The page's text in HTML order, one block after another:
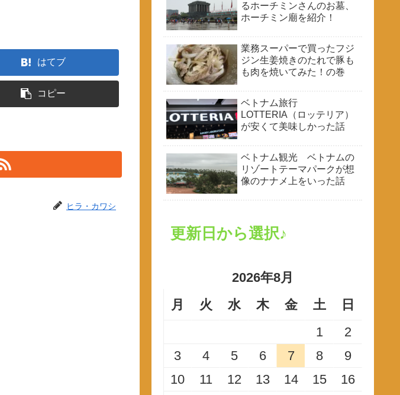
はてブ
コピー
ヒラ・カワシ
るホーチミンさんのお墓、
ホーチミン廟を紹介！
業務スーパーで買ったフジ
ジン生姜焼きのたれで豚も
も肉を焼いてみた！の巻
ベトナム旅行
LOTTERIA（ロッテリア）
が安くて美味しかった話
ベトナム観光 ベトナムの
リゾートテーマパークが想
像のナナメ上をいった話
更新日から選択♪
2026年8月
月
火 水 木 金 土
日
1
2
3
4 5 6 7 8
9
10
11 12 13 14 15
16